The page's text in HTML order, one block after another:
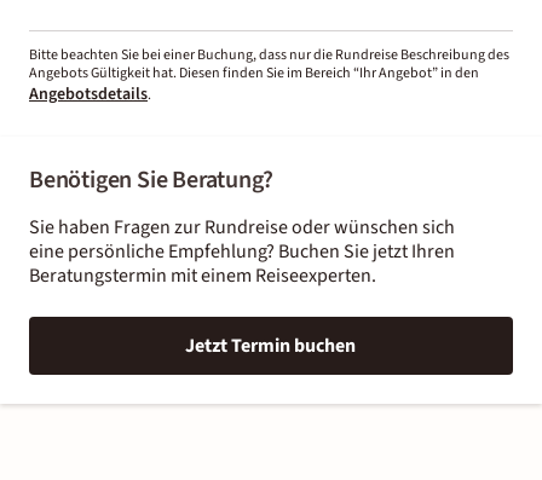
Bitte beachten Sie bei einer Buchung, dass nur die Rundreise Beschreibung des
Angebots Gültigkeit hat. Diesen finden Sie im Bereich “Ihr Angebot” in den
Angebotsdetails.
Benötigen Sie Beratung?
Sie haben Fragen zur Rundreise oder wünschen sich
eine persönliche Empfehlung? Buchen Sie jetzt Ihren
Beratungstermin mit einem Reiseexperten.
Jetzt Termin buchen